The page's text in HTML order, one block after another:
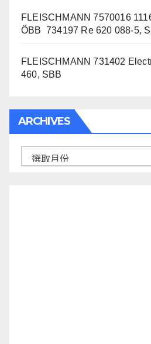
FLEISCHMANN 7570016
ÖBB 734197 Re 620 088-5,
FLEISCHMANN 731402
460, SBB
ARCHIVES
Archives